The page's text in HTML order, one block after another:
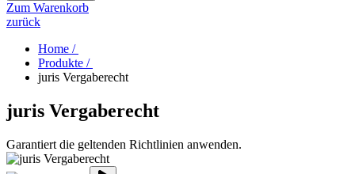
Zum Warenkorb
zurück
Home /
Produkte /
juris Vergaberecht
juris Vergaberecht
Garantiert die geltenden Richtlinien anwenden.